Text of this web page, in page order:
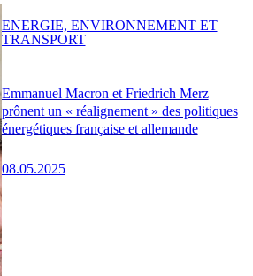
Emmanuel Macron et Friedrich Merz
prônent un « réalignement » des politiques
énergétiques française et allemande
08.05.2025
ENERGIE, ENVIRONNEMENT ET
TRANSPORT